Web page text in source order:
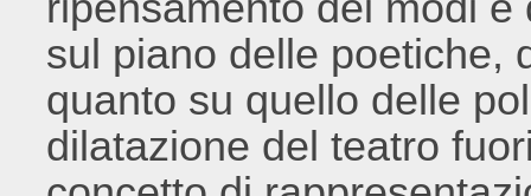
sul piano delle poetiche,
quanto su quello delle
dilatazione del teatro